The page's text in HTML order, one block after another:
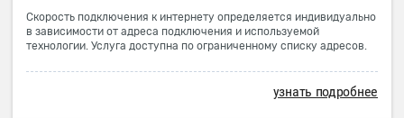
Скорость подключения к интернету определяется индивидуально
в зависимости от адреса подключения и используемой
технологии. Услуга доступна по ограниченному списку адресов.
узнать подробнее